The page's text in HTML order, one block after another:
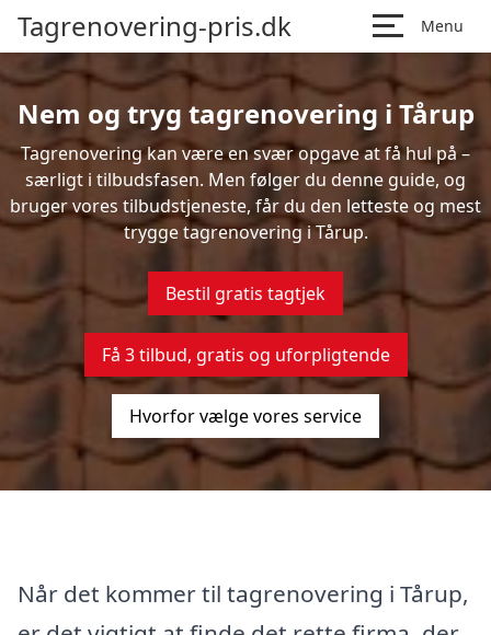
Tagrenovering-pris.dk Menu
Nem og tryg tagrenovering i Tårup
Tagrenovering kan være en svær opgave at få hul på –
særligt i tilbudsfasen. Men følger du denne guide, og
bruger vores tilbudstjeneste, får du den letteste og mest
trygge tagrenovering i Tårup.
Bestil gratis tagtjek
Få 3 tilbud, gratis og uforpligtende
Hvorfor vælge vores service
Når det kommer til tagrenovering i Tårup,